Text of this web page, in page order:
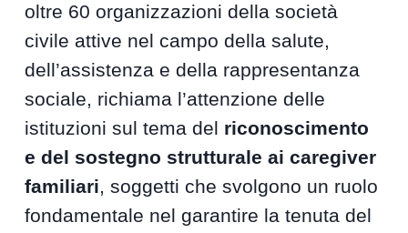
oltre 60 organizzazioni della società
civile attive nel campo della salute,
dell’assistenza e della rappresentanza
sociale, richiama l’attenzione delle
istituzioni sul tema del riconoscimento
e del sostegno strutturale ai caregiver
familiari, soggetti che svolgono un ruolo
fondamentale nel garantire la tenuta del